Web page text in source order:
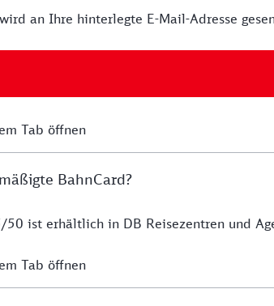
an Ihre hinterlegte E-Mail-Adresse
Tab öffnen
BahnCard?
ist erhältlich in DB Reisezentren und
Tab öffnen